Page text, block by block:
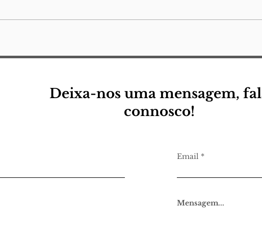
Deixa-nos uma mensagem,
connosco!
Email
Mensagem...